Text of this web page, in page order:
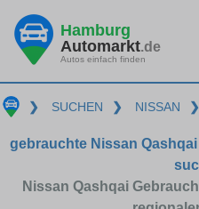
Hamburg
Automarkt.de
Autos einfach finden
❯ SUCHEN ❯ NISSAN ❯
gebrauchte Nissan
Nissan Qashqai